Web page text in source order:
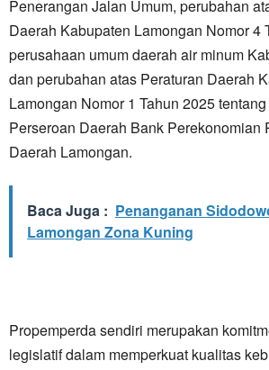
Penerangan Jalan Umum, perubahan
Daerah Kabupaten Lamongan Nomor 4
perusahaan umum daerah air minum
dan perubahan atas Peraturan Daerah
Lamongan Nomor 1 Tahun 2025
Perseroan Daerah Bank Perekonomian
Daerah Lamongan.
Baca Juga : Penanganan
Lamongan Zona Kuning
Propemperda sendiri merupakan
legislatif dalam memperkuat kualitas